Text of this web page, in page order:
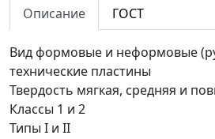
Описание ГОСТ
Видформовые и неформовые
технические пластины
Твердость мягкая, средняя и
Классы 1 и 2
Типы I и II